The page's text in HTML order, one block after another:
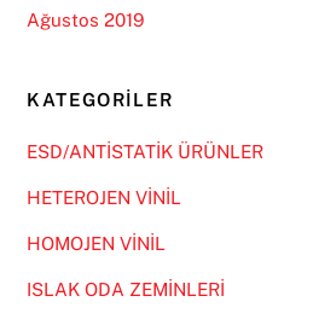
Ağustos 2019
KATEGORILER
ESD/ANTİSTATİK ÜRÜNLER
HETEROJEN VİNİL
HOMOJEN VİNİL
ISLAK ODA ZEMİNLERİ